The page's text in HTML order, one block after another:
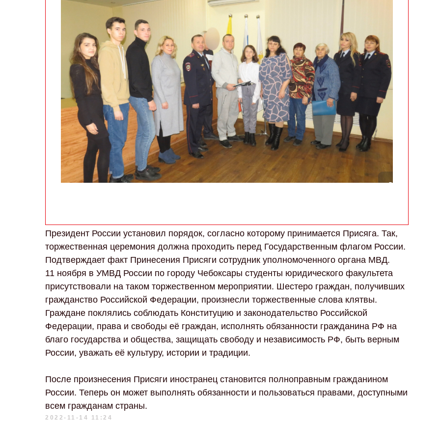
Президент России установил порядок, согласно которому принимается Присяга. Так,
торжественная церемония должна проходить перед Государственным флагом России.
Подтверждает факт Принесения Присяги сотрудник уполномоченного органа МВД.
11 ноября в УМВД России по городу Чебоксары студенты юридического факультета
присутствовали на таком торжественном мероприятии. Шестеро граждан, получивших
гражданство Российской Федерации, произнесли торжественные слова клятвы.
Граждане поклялись соблюдать Конституцию и законодательство Российской
Федерации, права и свободы её граждан, исполнять обязанности гражданина РФ на
благо государства и общества, защищать свободу и независимость РФ, быть верным
России, уважать её культуру, истории и традиции.
После произнесения Присяги иностранец становится полноправным гражданином
России. Теперь он может выполнять обязанности и пользоваться правами, доступными
всем гражданам страны.
2022-11-14 11:24